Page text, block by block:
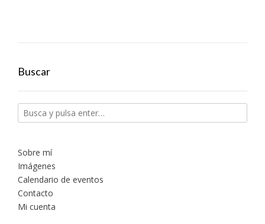
Buscar
Sobre mí
Imágenes
Calendario de eventos
Contacto
Mi cuenta